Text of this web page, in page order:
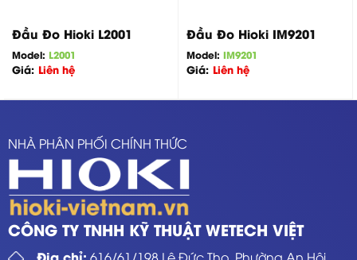
Đầu Đo Hioki L2001
Model: L2001
Giá: Liên hệ
Đầu Đo Hioki IM9201
Model: IM9201
Giá: Liên hệ
NHÀ PHÂN PHỐI CHÍNH THỨC
CÔNG TY TNHH KỸ THUẬT WETECH VIỆT
Địa chỉ: